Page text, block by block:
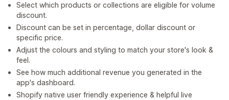
Select which products or collections are eligible for volume
discount.
Discount can be set in percentage, dollar discount or
specific price.
Adjust the colours and styling to match your store's look &
feel.
See how much additional revenue you generated in the
app's dashboard.
Shopify native user friendly experience & helpful live